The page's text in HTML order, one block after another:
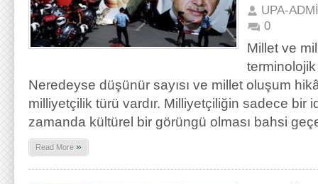
UPA-
0
Millet ve
Neredeyse düşünür sayısı ve millet oluşum
milliyetçilik türü vardır. Milliyetçiliğin sadece bir
zamanda kültürel bir görüngü olması bahsi
Read More »